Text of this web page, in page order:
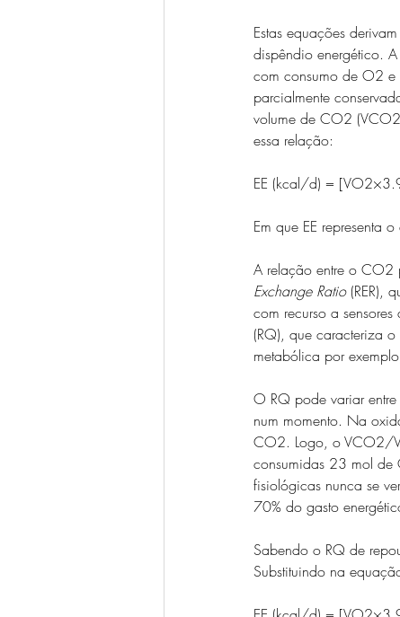
Estas equações
dispêndio energético.
com consumo de O2
parcialmente
volume de CO2
essa relação:
EE (kcal/d) =
Em que EE representa
A relação entre o
Exchange Ratio (RER),
com recurso a
(RQ), que caracteriza
metabólica por
O RQ pode variar
num momento. Na
CO2. Logo, o VCO2/
consumidas 23 mol
fisiológicas nunca se
70% do gasto
Sabendo o RQ de
Substituindo na